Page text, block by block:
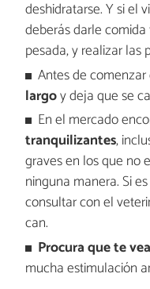
deshidratarse. Y si el
deberás darle
pesada, y realizar las
Antes de
largoy deja que se
En el mercado
tranquilizantes,
graves en los que no
ninguna manera. Si
consultar con el
can.
Procura que te
mucha estimulación